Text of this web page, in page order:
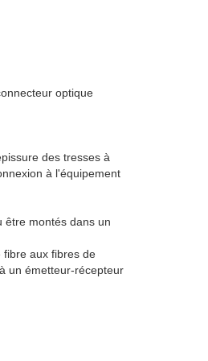
optique
des tresses à
à l'équipement
être montés dans un
aux fibres de
un émetteur-récepteur